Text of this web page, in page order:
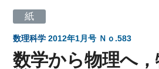
紙
数理科学 2012年1月号 Ｎｏ.583
数学から物理へ